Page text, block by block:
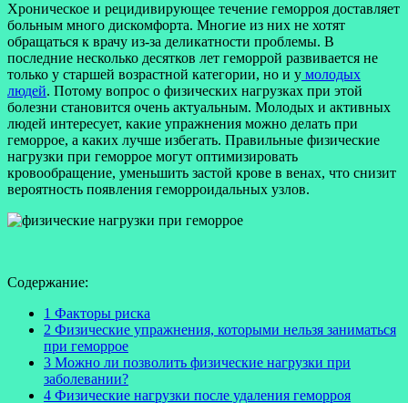
Хроническое и рецидивирующее течение геморроя доставляет
больным много дискомфорта. Многие из них не хотят
обращаться к врачу из-за деликатности проблемы. В
последние несколько десятков лет геморрой развивается не
только у старшей возрастной категории, но и у молодых
людей. Потому вопрос о физических нагрузках при этой
болезни становится очень актуальным. Молодых и активных
людей интересует, какие упражнения можно делать при
геморрое, а каких лучше избегать. Правильные физические
нагрузки при геморрое могут оптимизировать
кровообращение, уменьшить застой крове в венах, что снизит
вероятность появления геморроидальных узлов.
Содержание:
1 Факторы риска
2 Физические упражнения, которыми нельзя заниматься
при геморрое
3 Можно ли позволить физические нагрузки при
заболевании?
4 Физические нагрузки после удаления геморроя